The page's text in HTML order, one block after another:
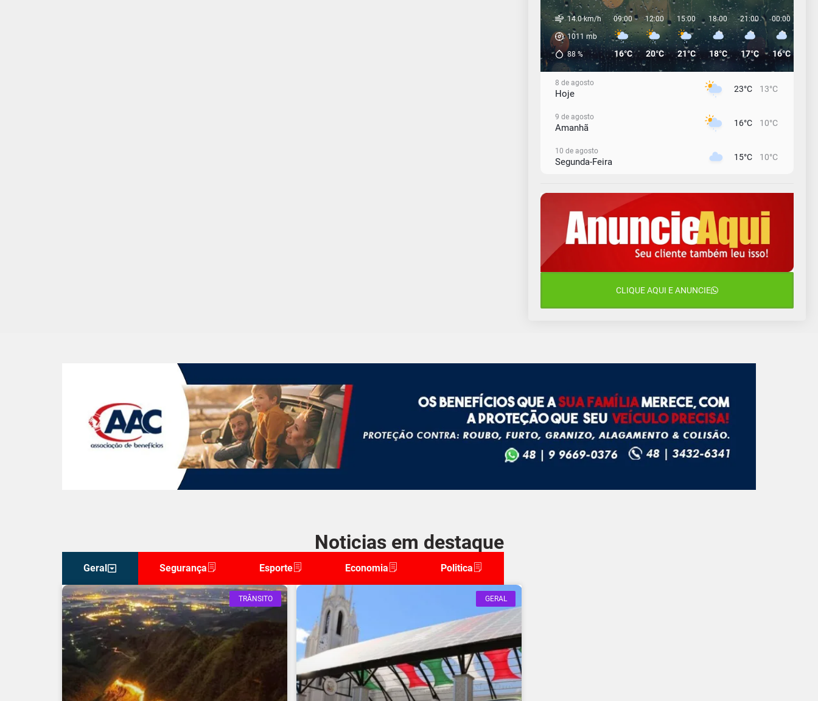
14.0 km/h
1011 mb
88 %
09:00
16°C
12:00
20°C
15:00
21°C
18:00
18°C
21:00
17°C
00:00
16°C
8 de agosto
Hoje 23°C 13°C
9 de agosto
Amanhã 16°C 10°C
10 de agosto
Segunda-Feira 15°C 10°C
Terça-Feira 12°C 11°C
12 de agosto
Quarta-Feira
13 de agosto
22°C 15°C
CLIQUE AQUI E ANUNCIE
Noticias em destaque
Geral Segurança Esporte Economia Politica
TRÂNSITO GERAL